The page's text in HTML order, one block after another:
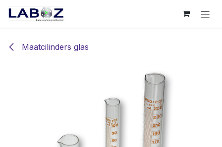
Overslaan naar inhoud
Maatcilinders glas